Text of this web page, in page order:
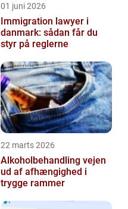
01 juni 2026
Immigration lawyer i
danmark: sådan får du
styr på reglerne
22 marts 2026
Alkoholbehandling vejen
ud af afhængighed i
trygge rammer